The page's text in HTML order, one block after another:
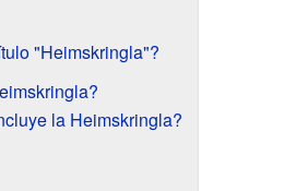
"Heimskringla"?
la Heimskringla?